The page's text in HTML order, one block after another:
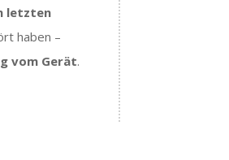
letzten
haben –
vom Gerät.